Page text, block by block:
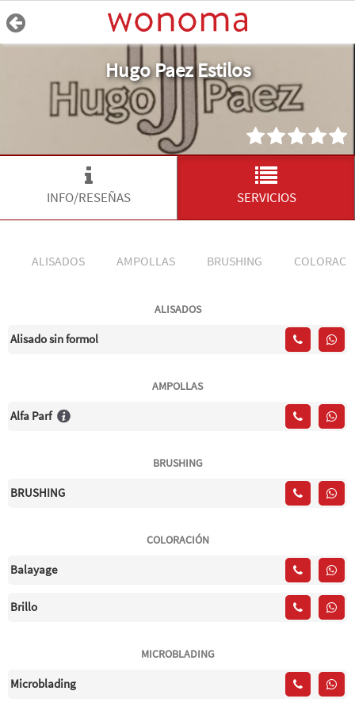
Hugo Paez Estilos
INFO/RESEÑAS SERVICIOS
ALISADOS AMPOLLAS BRUSHING
ALISADOS
Alisado sin formol
AMPOLLAS
Alfa Parf
BRUSHING
BRUSHING
COLORACIÓN
Balayage
Brillo
MICROBLADING
Microblading